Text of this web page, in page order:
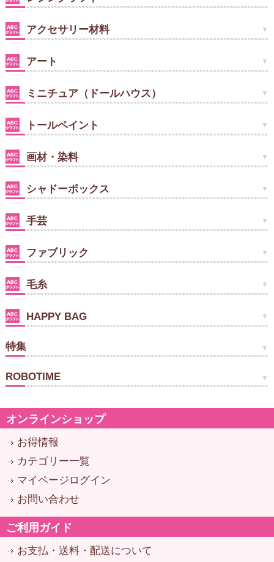
アクセサリー材料
アート
ミニチュア（ドールハウス）
トールペイント
画材・染料
シャドーボックス
手芸
ファブリック
毛糸
HAPPY BAG
特集
ROBOTIME
オンラインショップ
お得情報
カテゴリー一覧
マイページログイン
お問い合わせ
ご利用ガイド
お支払・送料・配送について